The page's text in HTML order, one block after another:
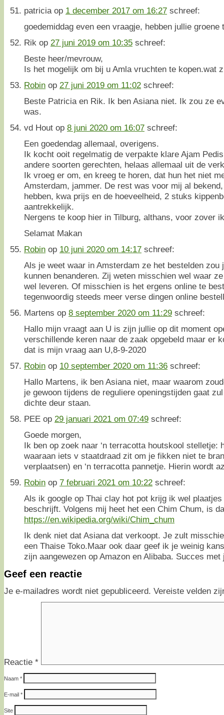
patricia op 1 december 2017 om 16:27 schreef:
goedemiddag even een vraagje, hebben jullie
Rik op 27 juni 2019 om 10:35 schreef:
Beste heer/mevrouw,
Is het mogelijk om bij u Amla vruchten te kopen.wat
Robin op 27 juni 2019 om 11:02 schreef:
Beste Patricia en Rik. Ik ben Asiana niet. Ik zou ze
was.
vd Hout op 8 juni 2020 om 16:07 schreef:
Een goedendag allemaal, overigens.
Ik kocht ooit regelmatig de verpakte klare Ajam
andere soorten gerechten, helaas allemaal uit de
Ik vroeg er om, en kreeg te horen, dat hun het niet
Amsterdam, jammer. De rest was voor mij al
hebben, kwa prijs en de hoeveelheid, 2 stuks
aantrekkelijk.
Nergens te koop hier in Tilburg, althans, voor zover
Selamat Makan
Robin op 10 juni 2020 om 14:17 schreef:
Als je weet waar in Amsterdam ze het bestelden zou
kunnen benanderen. Zij weten misschien wel waar
wel leveren. Of misschien is het ergens online te
tegenwoordig steeds meer verse dingen online
Martens op 8 september 2020 om 11:29 schreef:
Hallo mijn vraagt aan U is zijn jullie op dit moment
verschillende keren naar de zaak opgebeld maar er
dat is mijn vraag aan U,8-9-2020
Robin op 10 september 2020 om 11:36 schreef:
Hallo Martens, ik ben Asiana niet, maar waarom
je gewoon tijdens de reguliere openingstijden gaat
dichte deur staan.
PEE op 29 januari 2021 om 07:49 schreef:
Goede morgen,
Ik ben op zoek naar ‘n terracotta houtskool stelletje:
waaraan iets v staatdraad zit om je fikken niet te
verplaatsen) en ‘n terracotta pannetje. Hierin wordt
Robin op 7 februari 2021 om 10:22 schreef:
Als ik google op Thai clay hot pot krijg ik wel
beschrijft. Volgens mij heet het een Chim Chum, is
https://en.wikipedia.org/wiki/Chim_chum
Ik denk niet dat Asiana dat verkoopt. Je zult
een Thaise Toko.Maar ook daar geef ik je weinig
zijn aangewezen op Amazon en Alibaba. Succes
Geef een reactie
Je e-mailadres wordt niet gepubliceerd. Vereiste velden
Reactie *
Naam *
E-mail *
Site